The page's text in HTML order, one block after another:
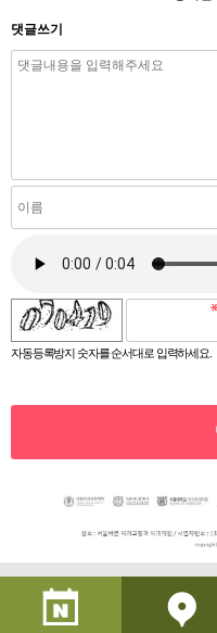
댓글쓰기
자동등록방지 숫자를 순서대로 입력하세요.